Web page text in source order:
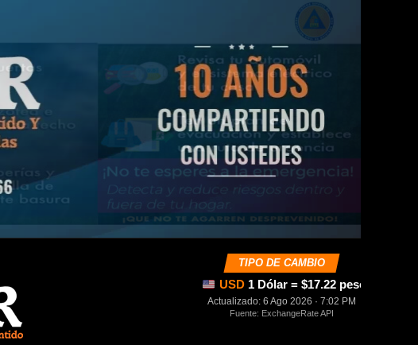
TIPO DE CAMBIO
USD 1 Dólar = $17.22 pesos
Actualizado: 6 Ago 2026 · 7:02 PM
Fuente: ExchangeRate API